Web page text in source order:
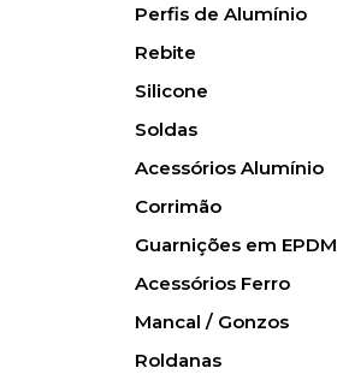
Perfis de Alumínio
Rebite
Silicone
Soldas
Acessórios Alumínio
Corrimão
Guarnições em EPDM
Acessórios Ferro
Mancal / Gonzos
Roldanas